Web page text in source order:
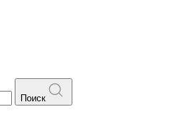
Поиск